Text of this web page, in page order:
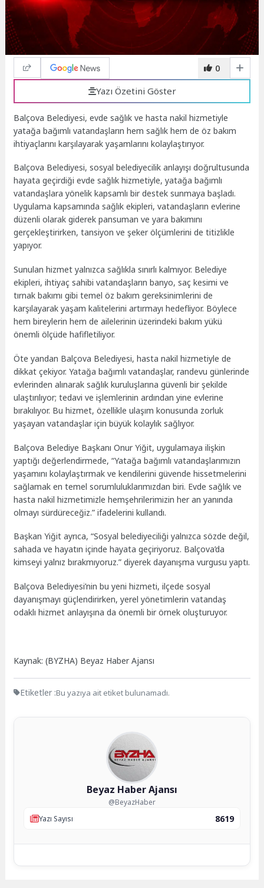
0
Yazı Özetini Göster
Balçova Belediyesi, evde sağlık ve hasta nakil hizmetiyle
yatağa bağımlı vatandaşların hem sağlık hem de öz bakım
ihtiyaçlarını karşılayarak yaşamlarını kolaylaştırıyor.
Balçova Belediyesi, sosyal belediyecilik anlayışı doğrultusunda
hayata geçirdiği evde sağlık hizmetiyle, yatağa bağımlı
vatandaşlara yönelik kapsamlı bir destek sunmaya başladı.
Uygulama kapsamında sağlık ekipleri, vatandaşların evlerine
düzenli olarak giderek pansuman ve yara bakımını
gerçekleştirirken, tansiyon ve şeker ölçümlerini de titizlikle
yapıyor.
Sunulan hizmet yalnızca sağlıkla sınırlı kalmıyor. Belediye
ekipleri, ihtiyaç sahibi vatandaşların banyo, saç kesimi ve
tırnak bakımı gibi temel öz bakım gereksinimlerini de
karşılayarak yaşam kalitelerini artırmayı hedefliyor. Böylece
hem bireylerin hem de ailelerinin üzerindeki bakım yükü
önemli ölçüde hafifletiliyor.
Öte yandan Balçova Belediyesi, hasta nakil hizmetiyle de
dikkat çekiyor. Yatağa bağımlı vatandaşlar, randevu günlerinde
evlerinden alınarak sağlık kuruluşlarına güvenli bir şekilde
ulaştırılıyor; tedavi ve işlemlerinin ardından yine evlerine
bırakılıyor. Bu hizmet, özellikle ulaşım konusunda zorluk
yaşayan vatandaşlar için büyük kolaylık sağlıyor.
Balçova Belediye Başkanı Onur Yiğit, uygulamaya ilişkin
yaptığı değerlendirmede, “Yatağa bağımlı vatandaşlarımızın
yaşamını kolaylaştırmak ve kendilerini güvende hissetmelerini
sağlamak en temel sorumluluklarımızdan biri. Evde sağlık ve
hasta nakil hizmetimizle hemşehrilerimizin her an yanında
olmayı sürdüreceğiz.” ifadelerini kullandı.
Başkan Yiğit ayrıca, “Sosyal belediyeciliği yalnızca sözde değil,
sahada ve hayatın içinde hayata geçiriyoruz. Balçova’da
kimseyi yalnız bırakmıyoruz.” diyerek dayanışma vurgusu yaptı.
Balçova Belediyesi’nin bu yeni hizmeti, ilçede sosyal
dayanışmayı güçlendirirken, yerel yönetimlerin vatandaş
odaklı hizmet anlayışına da önemli bir örnek oluşturuyor.
Kaynak: (BYZHA) Beyaz Haber Ajansı
Etiketler :Bu yazıya ait etiket bulunamadı.
Beyaz Haber Ajansı
@BeyazHaber
Yazı Sayısı
8619